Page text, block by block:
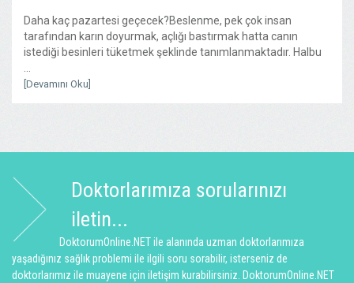
Daha kaç pazartesi geçecek?Beslenme, pek çok insan
tarafından karın doyurmak, açlığı bastırmak hatta canın
istediği besinleri tüketmek şeklinde tanımlanmaktadır. Halbu
[Devamını Oku]
Doktorlarımıza sorularınızı
iletin...
DoktorumOnline.NET ile alanında uzman doktorlarımıza
yaşadığınız sağlık problemi ile ilgili soru sorabilir, isterseniz de
doktorlarımız ile muayene için iletişim kurabilirsiniz. DoktorumOnline.NET